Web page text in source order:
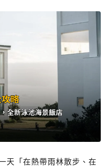
天「在熱帶雨林散步、在